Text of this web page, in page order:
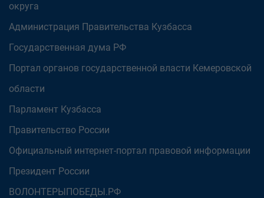
округа
Администрация Правительства Кузбасса
Государственная дума РФ
Портал органов государственной власти Кемеровской
области
Парламент Кузбасса
Правительство России
Официальный интернет-портал правовой информации
Президент России
ВОЛОНТЕРЫПОБЕДЫ.РФ